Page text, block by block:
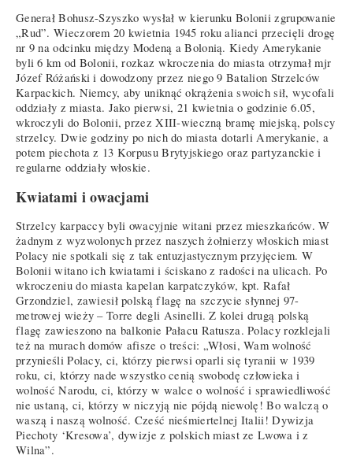
Generał Bohusz-Szyszko wysłał w kierunku Bolonii zgrupowanie
„Rud”. Wieczorem 20 kwietnia 1945 roku alianci przecięli drogę
nr 9 na odcinku między Modeną a Bolonią. Kiedy Amerykanie
byli 6 km od Bolonii, rozkaz wkroczenia do miasta otrzymał mjr
Józef Różański i dowodzony przez niego 9 Batalion Strzelców
Karpackich. Niemcy, aby uniknąć okrążenia swoich sił, wycofali
oddziały z miasta. Jako pierwsi, 21 kwietnia o godzinie 6.05,
wkroczyli do Bolonii, przez XIII-wieczną bramę miejską, polscy
strzelcy. Dwie godziny po nich do miasta dotarli Amerykanie, a
potem piechota z 13 Korpusu Brytyjskiego oraz partyzanckie i
regularne oddziały włoskie.
Kwiatami i owacjami
Strzelcy karpaccy byli owacyjnie witani przez mieszkańców. W
żadnym z wyzwolonych przez naszych żołnierzy włoskich miast
Polacy nie spotkali się z tak entuzjastycznym przyjęciem. W
Bolonii witano ich kwiatami i ściskano z radości na ulicach. Po
wkroczeniu do miasta kapelan karpatczyków, kpt. Rafał
Grzondziel, zawiesił polską flagę na szczycie słynnej 97-
metrowej wieży – Torre degli Asinelli. Z kolei drugą polską
flagę zawieszono na balkonie Pałacu Ratusza. Polacy rozklejali
też na murach domów afisze o treści: „Włosi, Wam wolność
przynieśli Polacy, ci, którzy pierwsi oparli się tyranii w 1939
roku, ci, którzy nade wszystko cenią swobodę człowieka i
wolność Narodu, ci, którzy w walce o wolność i sprawiedliwość
nie ustaną, ci, którzy w niczyją nie pójdą niewolę! Bo walczą o
waszą i naszą wolność. Cześć nieśmiertelnej Italii! Dywizja
Piechoty ‘Kresowa’, dywizje z polskich miast ze Lwowa i z
Wilna”.